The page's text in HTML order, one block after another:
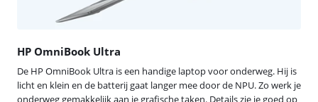
HP OmniBook Ultra
De HP OmniBook Ultra is een handige laptop voor onderweg. Hij is
licht en klein en de batterij gaat langer mee door de NPU. Zo werk je